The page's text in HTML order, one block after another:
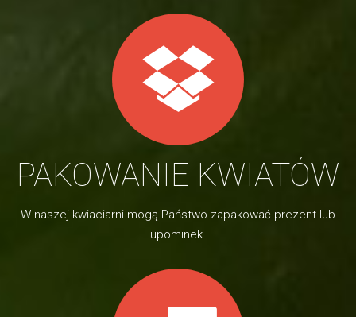
PAKOWANIE KWIATÓW
W naszej kwiaciarni mogą Państwo zapakować prezent lub
upominek.